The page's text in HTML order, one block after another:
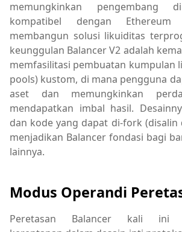
memungkinkan
kompatibel dengan
membangun solusi likuiditas
keunggulan Balancer V2 adalah
memfasilitasi pembuatan kumpulan
pools) kustom, di mana pengguna
aset dan memungkinkan
mendapatkan imbal hasil.
dan kode yang dapat di-fork (disalin
menjadikan Balancer fondasi bagi
lainnya.
Modus Operandi
Peretasan Balancer kali ini